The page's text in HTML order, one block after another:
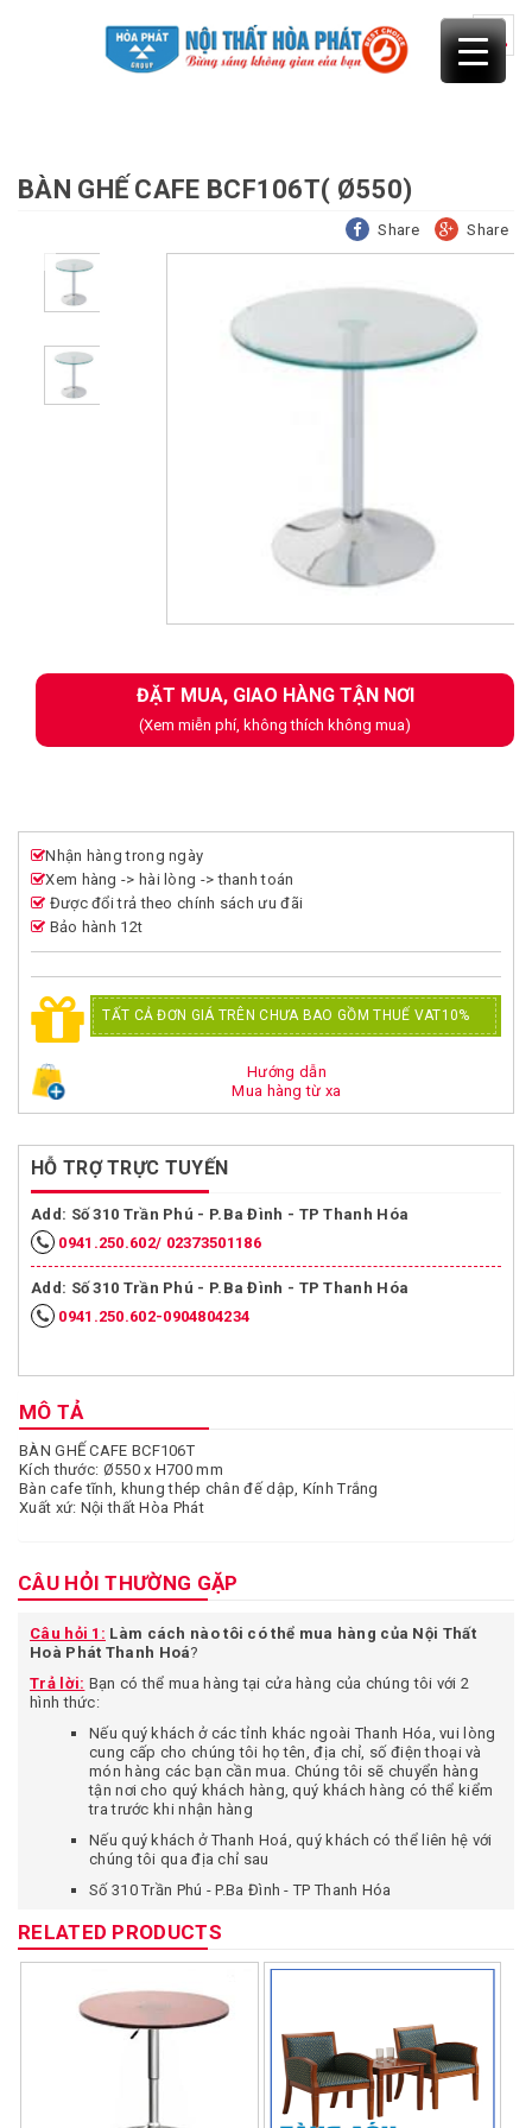
BÀN GHẾ CAFE BCF106T( Ø550)
Share Share
ĐẶT MUA, GIAO HÀNG TẬN NƠI
(Xem miễn phí, không thích không mua)
Nhận hàng trong ngày
Xem hàng -> hài lòng -> thanh toán
Được đổi trả theo chính sách ưu đãi
Bảo hành 12t
TẤT CẢ ĐƠN GIÁ TRÊN CHƯA BAO GỒM THUẾ VAT10%
Hướng dẫn
Mua hàng từ xa
HỖ TRỢ TRỰC TUYẾN
Add: Số 310 Trần Phú - P.Ba Đình - TP Thanh Hóa
0941.250.602/ 02373501186
Add: Số 310 Trần Phú - P.Ba Đình - TP Thanh Hóa
0941.250.602-0904804234
MÔ TẢ
BÀN GHẾ CAFE BCF106T
Kích thước: Ø550 x H700 mm
Bàn cafe tĩnh, khung thép chân đế dập, Kính Trắng
Xuất xứ: Nội thất Hòa Phát
CÂU HỎI THƯỜNG GẶP
Câu hỏi 1: Làm cách nào tôi có thể mua hàng của Nội Thất
Hoà Phát Thanh Hoá?
Trả lời: Bạn có thể mua hàng tại cửa hàng của chúng tôi với 2
hình thức:
Nếu quý khách ở các tỉnh khác ngoài Thanh Hóa, vui lòng
cung cấp cho chúng tôi họ tên, địa chỉ, số điện thoại và
món hàng các bạn cần mua. Chúng tôi sẽ chuyển hàng
tận nơi cho quý khách hàng, quý khách hàng có thể kiểm
tra trước khi nhận hàng
Nếu quý khách ở Thanh Hoá, quý khách có thể liên hệ với
chúng tôi qua địa chỉ sau
Số 310 Trần Phú - P.Ba Đình - TP Thanh Hóa
Câu hỏi 2: Tôi ở xa chuyển phát nhanh như vậy vậy có an toàn
không, có sợ khi nhận hàng không đúng với mô tả trên website
không?
Bạn có quyền được yên tâm khi mua hàng tại cửa hàng
chúng tôi vì một số lý do:
Bạn chỉ thanh toán tiền sau khi đã kiểm tra hàng thật kỹ,
yêu cầu nhân viên chuyển phát nhanh cho kiểm tra hàng.
Chúng tôi cam kết bán hàng đúng theo mô tả trên web,
hình ảnh sản phẩm giao cho quý khách hàng giống hình
RELATED PRODUCTS